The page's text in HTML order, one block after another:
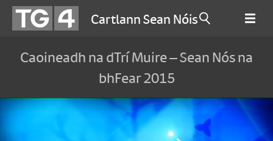
Cartlann Sean Nóis
Caoineadh na dTrí Muire – Sean Nós na
bhFear 2015